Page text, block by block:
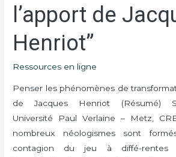
l’apport de
Henriot”
Ressources en ligne
Penser les phénomènes de
de Jacques Henriot (Résumé)
Université Paul Verlaine – Metz,
nombreux néologismes sont
contagion du jeu à diffé-rentes
phénomènes
transformation
:
l’apport
de
Jacques
Henriot”